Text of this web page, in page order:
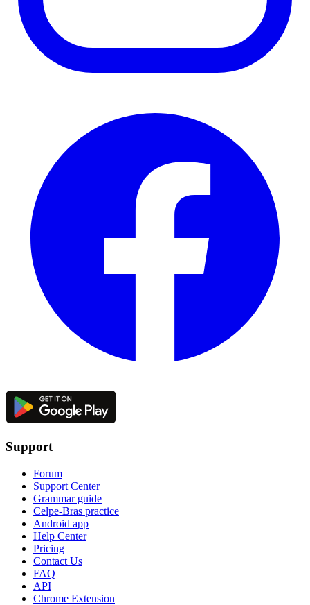
Support
Forum
Support Center
Grammar guide
Celpe-Bras practice
Android app
Help Center
Pricing
Contact Us
FAQ
API
Chrome Extension